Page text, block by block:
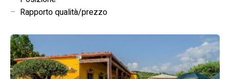
– Rapporto qualità/prezzo